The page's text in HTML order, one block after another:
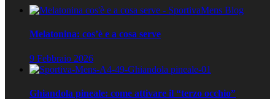
Melatonina: cos’è e a cosa serve
9 Febbraio 2026
Ghiandola pineale: come attivare il “terzo occhio”